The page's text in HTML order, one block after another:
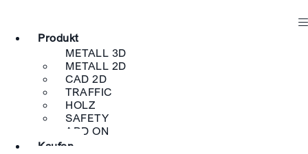
Produkt
METALL 3D
METALL 2D
CAD 2D
TRAFFIC
HOLZ
SAFETY
ADD ON
Kaufen